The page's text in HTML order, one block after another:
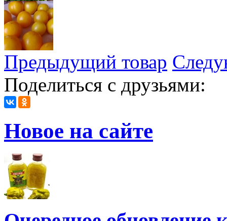
Предыдущий товар
Поделиться с друзьями:
Новое на сайте